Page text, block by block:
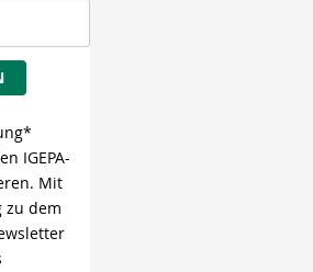
IGEPA-
Mit
zu dem